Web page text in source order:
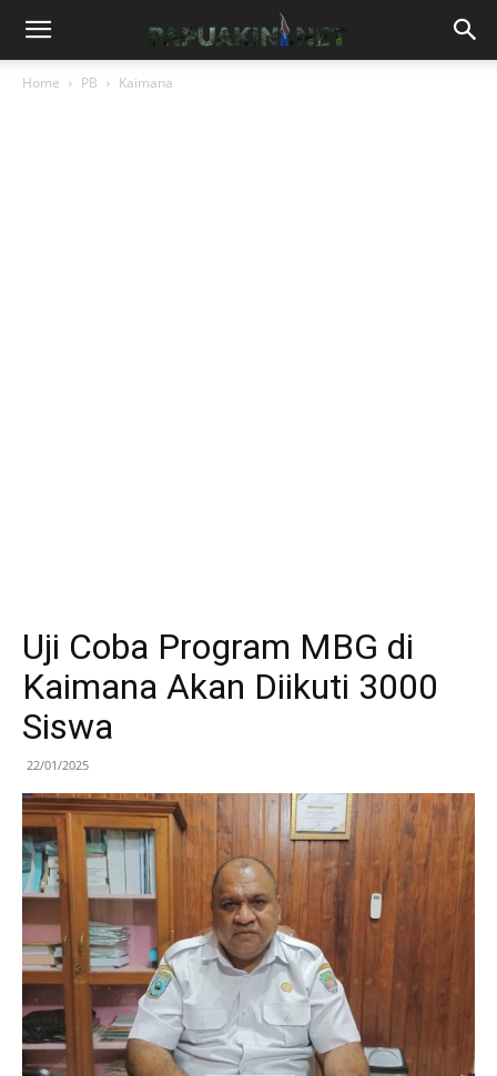
Home PB Kaimana
Uji Coba Program MBG di
Kaimana Akan Diikuti 3000
Siswa
22/01/2025